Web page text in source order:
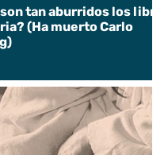
tan aburridos los libros
(Ha muerto Carlo